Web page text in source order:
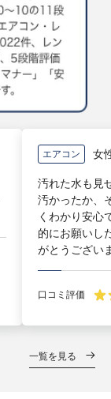
エアコン 女
汚れた水も見
汚かったか、
くわかり安心
的にお願いし
がとうござい
口コミ評価
一覧を見る